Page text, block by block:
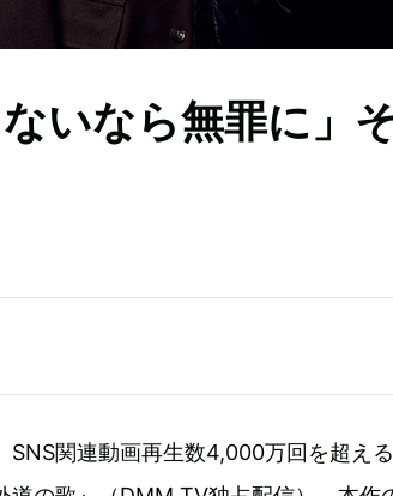
いなら無罪に」
SNS関連動画再生数4,000万回を超え